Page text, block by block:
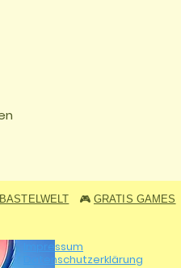
BASTELWELT 🎮 GRATIS GAMES
Impressum
Datenschutzerklärung